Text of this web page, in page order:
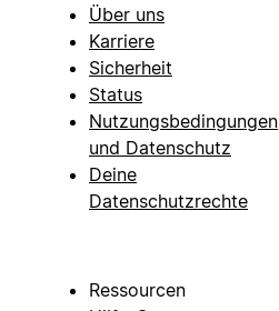
Über uns
Karriere
Sicherheit
Status
Nutzungsbedingungen
und Datenschutz
Deine
Datenschutzrechte
Ressourcen